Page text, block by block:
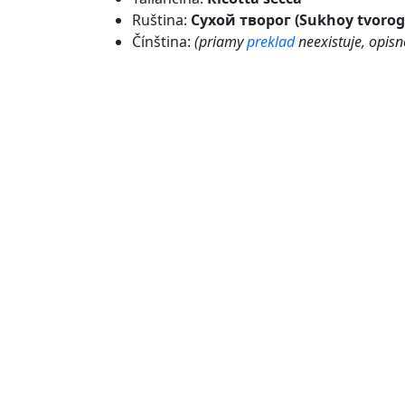
Ruština: Сухой творог (Sukhoy
Čínština: (priamyprekladneexistuje,